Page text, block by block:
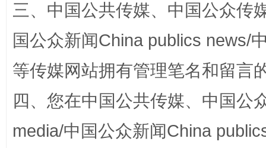
阿坝州三大球赛在茂县开幕 规模
三、中国公共传媒、中国公众传
国公众新闻China publics news/
等传媒网站拥有管理笔名和留言
四、您在中国公共传媒、中国公
media/中国公众新闻China